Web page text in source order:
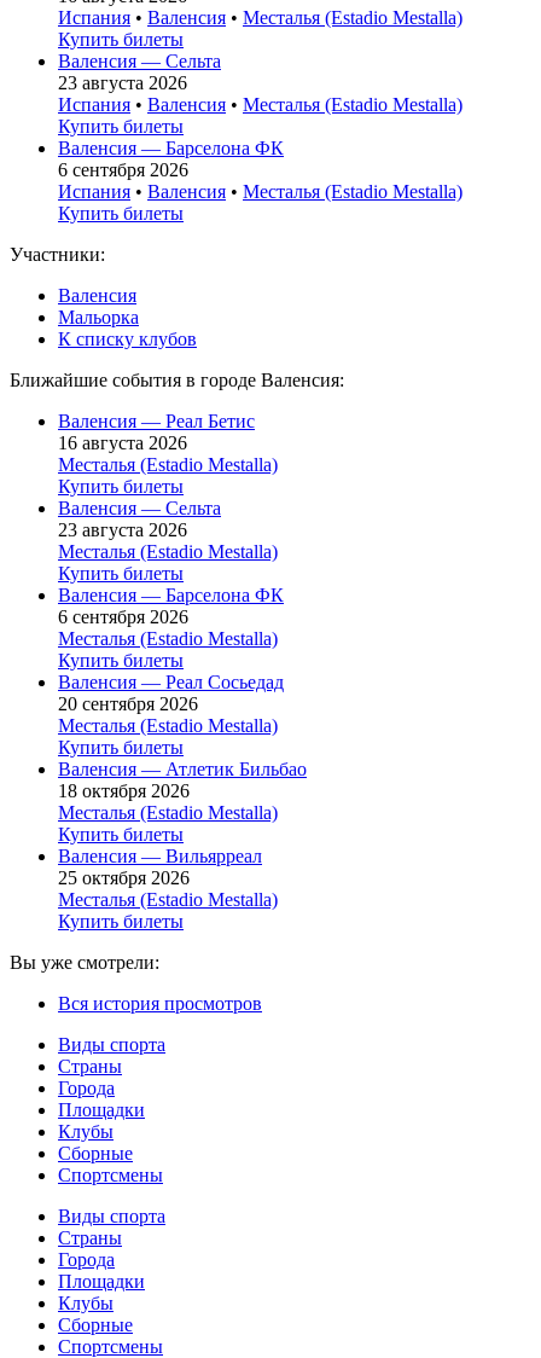
Испания • Валенсия • Месталья (Estadio Mestalla)
Купить билеты
Валенсия — Сельта
23 августа 2026
Испания • Валенсия • Месталья (Estadio Mestalla)
Купить билеты
Валенсия — Барселона ФК
6 сентября 2026
Испания • Валенсия • Месталья (Estadio Mestalla)
Купить билеты
Участники:
Валенсия
Мальорка
К списку клубов
Ближайшие события в городе Валенсия:
Валенсия — Реал Бетис
16 августа 2026
Месталья (Estadio Mestalla)
Купить билеты
Валенсия — Сельта
23 августа 2026
Месталья (Estadio Mestalla)
Купить билеты
Валенсия — Барселона ФК
6 сентября 2026
Месталья (Estadio Mestalla)
Купить билеты
Валенсия — Реал Сосьедад
20 сентября 2026
Месталья (Estadio Mestalla)
Купить билеты
Валенсия — Атлетик Бильбао
18 октября 2026
Месталья (Estadio Mestalla)
Купить билеты
Валенсия — Вильярреал
25 октября 2026
Месталья (Estadio Mestalla)
Купить билеты
Вы уже смотрели:
Вся история просмотров
Виды спорта
Страны
Города
Площадки
Клубы
Сборные
Спортсмены
Виды спорта
Страны
Города
Площадки
Клубы
Сборные
Спортсмены